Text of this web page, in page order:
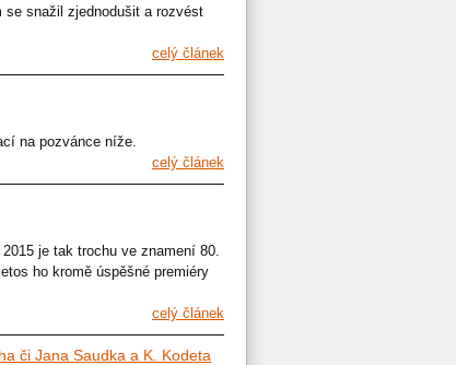
snažil zjednodušit a rozvést
celý článek
na pozvánce níže.
celý článek
je tak trochu ve znamení 80.
ho kromě úspěšné premiéry
celý článek
či Jana Saudka a K. Kodeta